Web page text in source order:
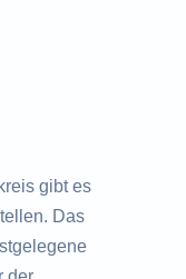
gibt es
Das